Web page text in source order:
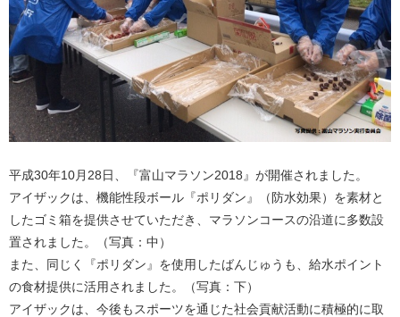
平成30年10月28日、『富山マラソン2018』が開催されました。
アイザックは、機能性段ボール『ポリダン』（防水効果）を素材と
したゴミ箱を提供させていただき、マラソンコースの沿道に多数設
置されました。（写真：中）
また、同じく『ポリダン』を使用したばんじゅうも、給水ポイント
の食材提供に活用されました。（写真：下）
アイザックは、今後もスポーツを通じた社会貢献活動に積極的に取